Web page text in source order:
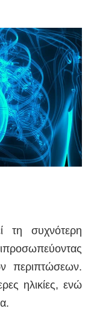
τη συχνότερη
περιπτώσεων.
ηλικίες, ενώ